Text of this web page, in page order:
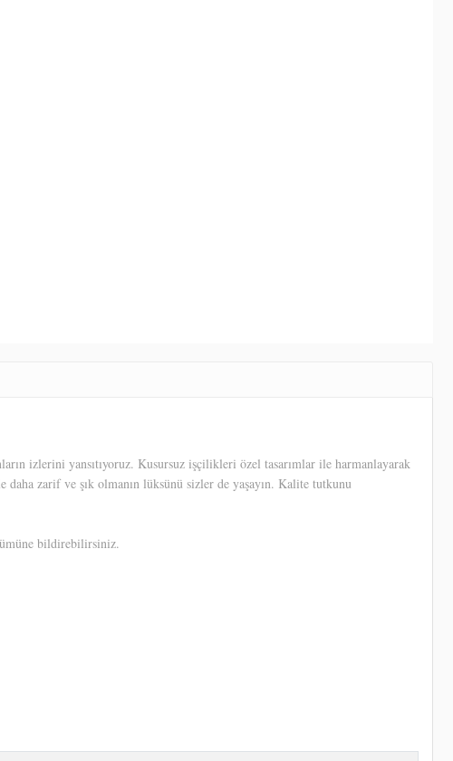
izlerini yansıtıyoruz. Kusursuz işçilikleri özel tasarımlar ile harmanlayarak
zarif ve şık olmanın lüksünü sizler de yaşayın. Kalite tutkunu
bildirebilirsiniz.